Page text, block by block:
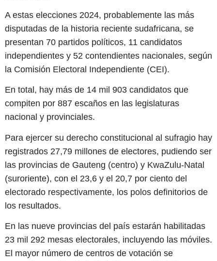
A estas elecciones 2024, probablemente las más
disputadas de la historia reciente sudafricana, se
presentan 70 partidos políticos, 11 candidatos
independientes y 52 contendientes nacionales, según
la Comisión Electoral Independiente (CEI).
En total, hay más de 14 mil 903 candidatos que
compiten por 887 escaños en las legislaturas
nacional y provinciales.
Para ejercer su derecho constitucional al sufragio hay
registrados 27,79 millones de electores, pudiendo ser
las provincias de Gauteng (centro) y KwaZulu-Natal
(suroriente), con el 23,6 y el 20,7 por ciento del
electorado respectivamente, los polos definitorios de
los resultados.
En las nueve provincias del país estarán habilitadas
23 mil 292 mesas electorales, incluyendo las móviles.
El mayor número de centros de votación se